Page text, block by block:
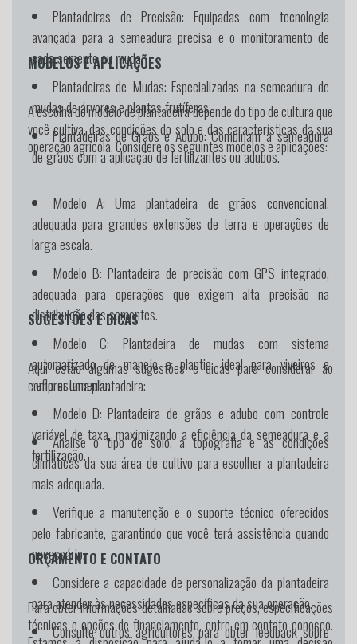
Plantadeiras de Precisão: Equipadas com tecnologia
avançada para a semeadura precisa e o monitoramento de
cada semente ou muda.
Plantadeiras de Mudas: Especializadas na semeadura de
mudas de árvores e plantas frutíferas.
Plantadeiras de Grãos e Adubo:Combinam a semeadura
de grãos com a aplicação de fertilizantes ou adubos.
MODELOS E APLICAÇÕES
A escolha do modelo de plantadeira depende do tipo de cultura que
você cultiva, das condições do solo e das características da sua
operação agrícola. Considere os seguintes modelos e aplicações:
Modelo A: Uma plantadeira de grãos convencional,
adequada para grandes extensões de terra e operações de
larga escala.
Modelo B: Plantadeira de precisão com GPS integrado,
adequada para operações que exigem alta precisão na
distribuição das sementes.
Modelo C: Plantadeira de mudas com sistema
automatizado de manejo e plantio, ideal para viveiros e
reflorestamento.
Modelo D: Plantadeira de grãos e adubo com controle
variável de taxa, maximizando a eficiência da semeadura e a
fertilização.
SUGESTÕES E DICAS
Aqui estão algumas sugestões e dicas para considerar ao
comprar uma plantadeira:
Analise o tipo de solo, a topografia e as condições
climáticas da sua área de cultivo para escolher a plantadeira
mais adequada.
Verifique a manutenção e o suporte técnico oferecidos
pelo fabricante, garantindo que você terá assistência quando
necessário.
Considere a capacidade de personalização da plantadeira
para atender às necessidades específicas da sua operação.
Consulte outros agricultores para obter feedback sobre
ORÇAMENTO E CONTATO
Para obter informações detalhadas sobre preços, especificações
técnicas e opções de financiamento, entre em contato conosco.